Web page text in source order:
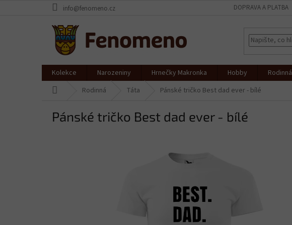
info@fenomeno.cz DOPRAVA A PLATBA
Kolekce Narozeniny Hrnečky Makronka Hobby Rodinná
Rodinná Táta Pánské tričko Best dad ever - bílé
Pánské tričko Best dad ever - bílé